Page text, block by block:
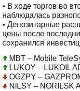
• В ходе торгов во
наблюдалась
• Депозитарные
цены после
сохранился
MBT – Mobile
LUKOY – LUKOIL
OGZPY –
NILSY – NORILSK